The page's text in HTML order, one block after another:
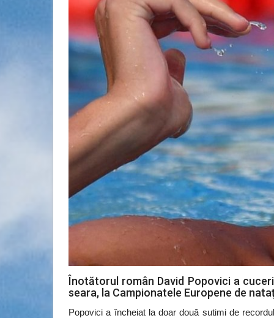
Înotătorul român David Popovici a
seara, la Campionatele Europene de
Popovici a încheiat la doar două sutimi de